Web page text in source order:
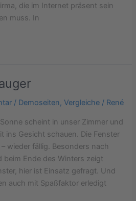
die im Internet präsent sein
muss. In
/ Demoseiten,Vergleiche / René
scheint in unser Zimmer und
ins Gesicht schauen. Die Fenster
wieder fällig. Besonders nach
beim Ende des Winters zeigt
hier ist Einsatz gefragt. Und
auch mit Spaßfaktor erledigt